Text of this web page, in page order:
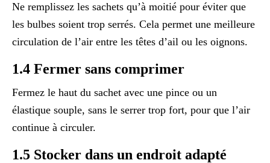
Ne remplissez les sachets qu’à moitié pour éviter que
les bulbes soient trop serrés. Cela permet une meilleure
circulation de l’air entre les têtes d’ail ou les oignons.
1.4 Fermer sans comprimer
Fermez le haut du sachet avec une pince ou un
élastique souple, sans le serrer trop fort, pour que l’air
continue à circuler.
1.5 Stocker dans un endroit adapté